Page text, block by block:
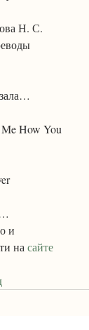
Н. С.
How You
и
на сайте